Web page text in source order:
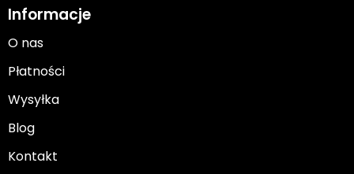
Informacje
O nas
Płatności
Wysyłka
Blog
Kontakt